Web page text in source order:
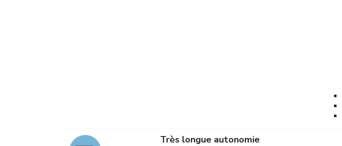
Très longue autonomie